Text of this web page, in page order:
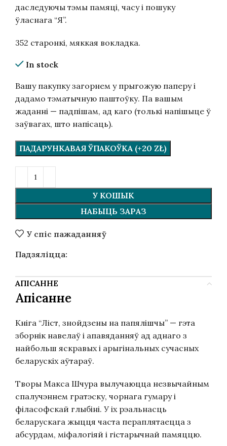
даследуючы тэмы памяці, часу і пошуку
ўласнага “Я”.
352 старонкі, мяккая вокладка.
In stock
Вашу пакупку загорнем у прыгожую паперу і
дадамо тэматычную паштоўку. Па вашым
жаданні — падпішам, ад каго (толькі напішыце ў
заўвагах, што напісаць).
ПАДАРУНКАВАЯ ЎПАКОЎКА (+20 ZŁ)
У КОШЫК
НАБЫЦЬ ЗАРАЗ
У спіс пажаданняў
Падзяліцца:
АПІСАННЕ
Апісанне
Кніга “Ліст, знойдзены на папялішчы” — гэта
зборнік навелаў і апавяданняў ад аднаго з
найбольш яскравых і арыгінальных сучасных
беларускіх аўтараў.
Творы Макса Шчура вылучаюцца незвычайным
спалучэннем гратэску, чорнага гумару і
філасофскай глыбіні. У іх рэальнасць
беларускага жыцця часта пераплятаецца з
абсурдам, міфалогіяй і гістарычнай памяццю.